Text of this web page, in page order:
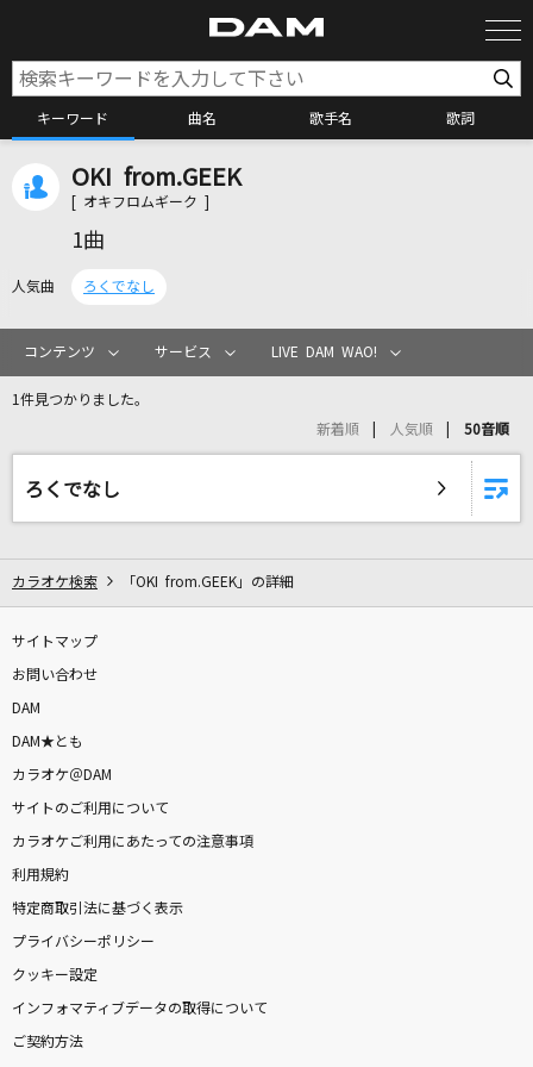
キーワード 曲名 歌手名 歌詞
カラオケ検索
カラオケリクエスト
BUMP OF CHICKEN
[生音]HOT LIMIT
洗濯機と君とラヂオ
マカロニえんぴつ
乾杯
長渕剛
Forever for you
OKI from.GEEK
[ オキフロムギーク ]
1曲
人気曲 ろくでなし
コンテンツ サービス LIVE DAM WAO!
1件見つかりました。
新着順 人気順 50音順
ろくでなし
カラオケ検索 「OKI from.GEEK」の詳細
サイトマップ
お問い合わせ
DAM
DAM★とも
カラオケ＠DAM
サイトのご利用について
カラオケご利用にあたっての注意事項
利用規約
特定商取引法に基づく表示
プライバシーポリシー
クッキー設定
インフォマティブデータの取得について
ご契約方法